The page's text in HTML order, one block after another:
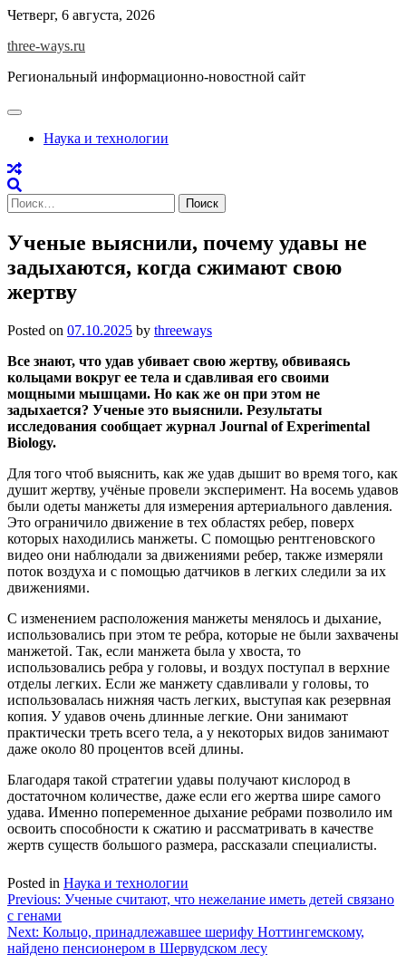
Skip
content
Четверг, 6 августа, 2026
three-ways.ru
Региональный информационно-новостной сайт
Наука и технологии
Найти:
Ученые выяснили, почему удавы не
задыхаются, когда сжимают свою
жертву
Posted on 07.10.2025 by threeways
Все знают, что удав убивает свою жертву, обвиваясь
кольцами вокруг ее тела и сдавливая его своими
мощными мышцами. Но как же он при этом не
задыхается? Ученые это выяснили. Результаты
исследования сообщает журнал Journal of Experimental
Biology.
Для того чтоб выяснить, как же удав дышит во время того, как
душит жертву, учёные провели эксперимент. На восемь удавов
были одеты манжеты для измерения артериального давления.
Это ограничило движение в тех областях ребер, поверх
которых находились манжеты. С помощью рентгеновского
видео они наблюдали за движениями ребер, также измеряли
поток воздуха и с помощью датчиков в легких следили за их
движениями.
С изменением расположения манжеты менялось и дыхание,
использовались при этом те ребра, которые не были захвачены
манжетой. Так, если манжета была у хвоста, то
использовались ребра у головы, и воздух поступал в верхние
отделы легких. Если же манжету сдавливали у головы, то
использовалась нижняя часть легких, выступая как резервная
копия. У удавов очень длинные легкие. Они занимают
практически треть всего тела, а у некоторых видов занимают
даже около 80 процентов всей длины.
Благодаря такой стратегии удавы получают кислород в
достаточном количестве, даже если его жертва шире самого
удава. Именно попеременное дыхание ребрами позволило им
освоить способности к сжатию и рассматривать в качестве
жертв существ большого размера, рассказали специалисты.
Posted in Наука и технологии
Навигация
по
записям
Previous: Ученые считают, что нежелание иметь детей связано
с генами
Next: Кольцо, принадлежавшее шерифу Ноттингемскому,
найдено пенсионером в Шервудском лесу